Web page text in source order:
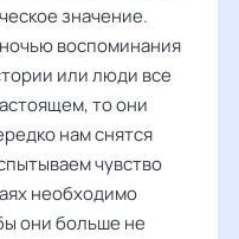
значение.
воспоминания
или люди все
то они
нам снятся
чувство
необходимо
они больше не